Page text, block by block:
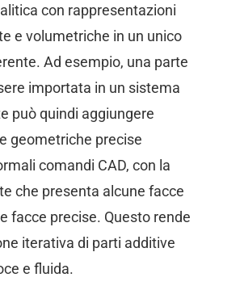
con rappresentazioni
e volumetriche in un unico
Ad esempio, una parte
importata in un sistema
può quindi aggiungere
geometriche precise
comandi CAD, con la
che presenta alcune facce
facce precise. Questo rende
iterativa di parti additive
e fluida.